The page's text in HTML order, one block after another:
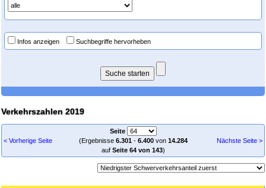
Infos anzeigen Suchbegriffe hervorheben
Verkehrszahlen 2019
< Vorherige Seite
Seite
(Ergebnisse 6.301- 6.400von 14.284
auf Seite 64 von 143)
Nächste Seite >